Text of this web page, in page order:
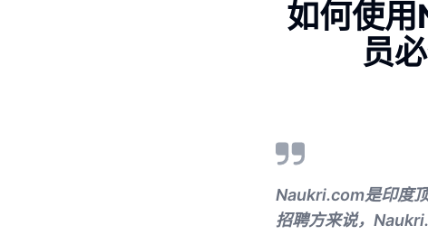
如何使
员
Naukri.com是印度
招聘方来说，